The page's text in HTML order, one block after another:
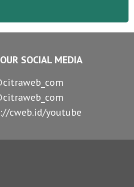
SOCIAL MEDIA
cweb.id/youtube